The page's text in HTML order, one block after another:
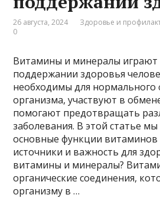
26 августа, 2024 Здоровье и
0
Витамины и минералы
поддержании здоровья
необходимы для
организма, участвуют в
помогают предотвращать
заболевания. В этой статье
основные функции
источники и важность для
витамины и минералы?
органические соединения,
организму в …